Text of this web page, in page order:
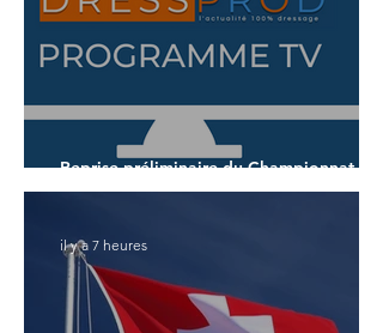
Reprise préliminaire du Championnat du
Monde des 7 ans
il y a 7 heures